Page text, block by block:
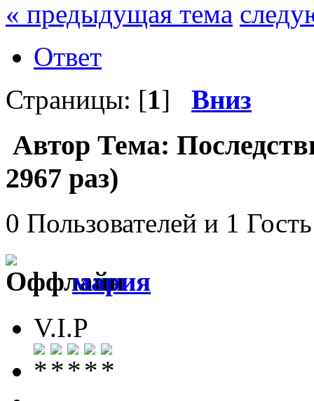
« предыдущая тема
Ответ
Страницы: [1] Вниз
Автор Тема:
2967 раз)
0 Пользователей и 1
мария
V.I.P